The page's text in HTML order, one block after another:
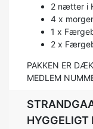
2 nætter i
4 x
1 x
2 x
PAKKEN ER
MEDLEM